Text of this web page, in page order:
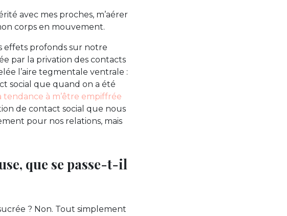
avec mes proches, m’aérer
corps en mouvement.
effets profonds sur notre
par la privation des contacts
l’aire tegmentale ventrale :
social que quand on a été
tendance à m’être empiffrée
de contact social que nous
pour nos relations, mais
que se passe-t-il
? Non. Tout simplement